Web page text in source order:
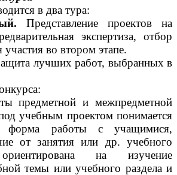
в два тура:
Представление проектов на
экспертиза, отбор
во втором этапе.
лучших работ, выбранных в
предметной и межпредметной
учебным проектом понимается
форма работы с учащимися,
от занятия или др. учебного
на изучение
темы или учебного раздела и